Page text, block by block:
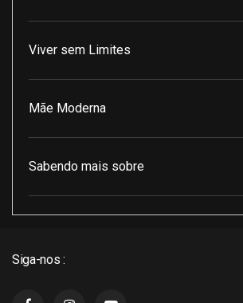
Viver sem Limites
Mãe Moderna
Sabendo mais sobre
Siga-nos :